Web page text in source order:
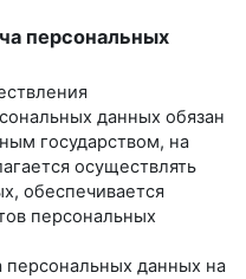
персональных
данных обязан
государством, на
осуществлять
обеспечивается
персональных
персональных данных на